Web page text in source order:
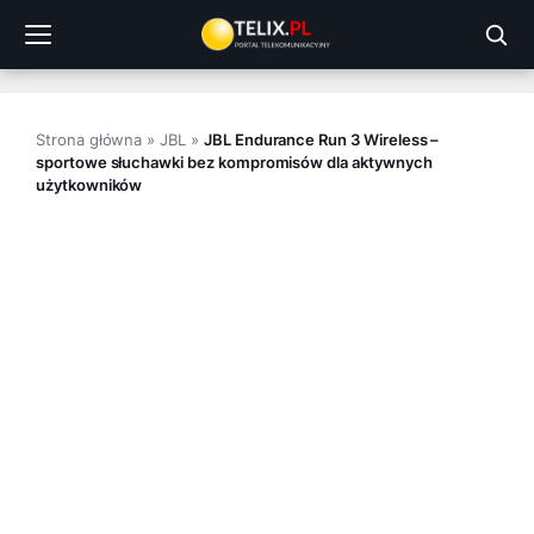
treści
Strona główna »JBL » JBL Endurance Run 3 Wireless –
sportowe słuchawki bez kompromisów dla aktywnych
użytkowników